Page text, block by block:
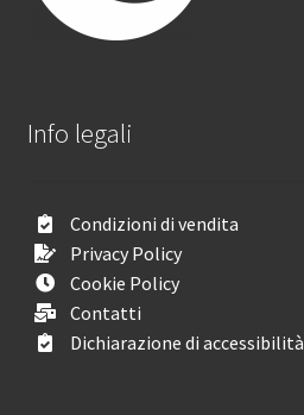
Info legali
Condizioni di vendita
Privacy Policy
Cookie Policy
Contatti
Dichiarazione di accessibilità